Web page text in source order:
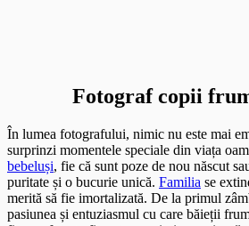
Fotograf copii
În lumea fotografului, nimic nu este mai
surprinzi momentele speciale din viața
bebeluși, fie că sunt poze de nou născut
puritate și o bucurie unică. Familia se
merită să fie imortalizată. De la primul
pasiunea și entuziasmul cu care băieții